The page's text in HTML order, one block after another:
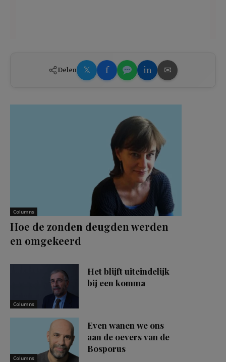
Delen 𝕏 f in ✉
Columns
Hoe de zonden deugden werden
en omgekeerd
Columns
Het blijft uiteindelijk
bij een komma
Columns
Even wanen we ons
aan de oevers van de
Bosporus